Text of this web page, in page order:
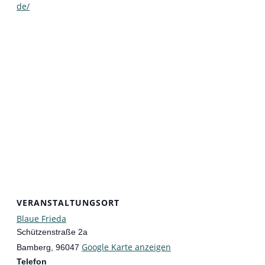
de/
VERANSTALTUNGSORT
Blaue Frieda
Schützenstraße 2a
Bamberg 96047 Google Karte anzeigen
Telefon